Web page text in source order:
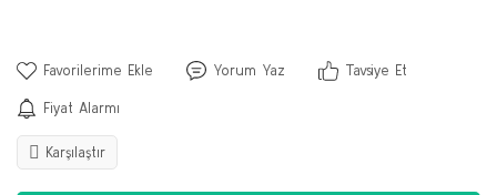
Yorum Yaz Tavsiye Et
Fiyat Alarmı
Karşılaştır